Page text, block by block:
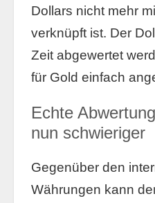
Dollars nicht mehr
verknüpft ist. Der
Zeit abgewertet
für Gold einfach
Echte
nun schwieriger
Gegenüber den
Währungen kann